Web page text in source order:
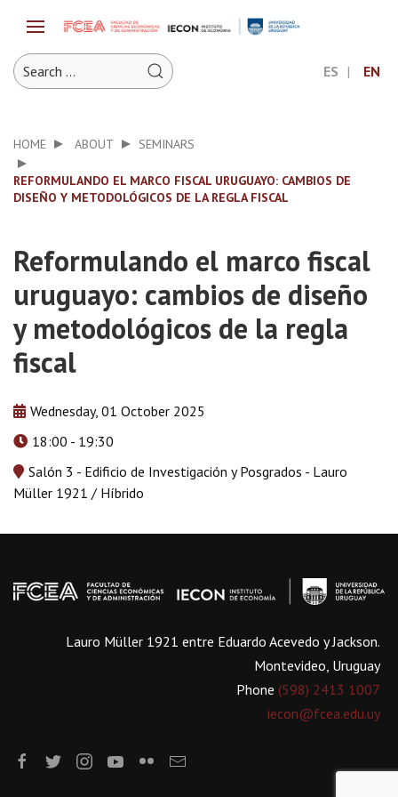
ES EN
HOME ABOUT SEMINARS
REFORMULANDO EL MARCO FISCAL URUGUAYO: CAMBIOS DE
DISEÑO Y METODOLÓGICOS DE LA REGLA FISCAL
Reformulando el marco fiscal
uruguayo: cambios de diseño
y metodológicos de la regla
fiscal
Wednesday, 01 October 2025
18:00 - 19:30
Salón 3 - Edificio de Investigación y Posgrados - Lauro
Müller 1921 / Híbrido
Lauro Müller 1921 entre Eduardo Acevedo y Jackson.
Montevideo, Uruguay
Phone (598) 2413 1007
iecon@fcea.edu.uy